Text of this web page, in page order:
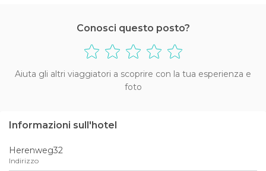
Conosci questo posto?
Aiuta gli altri viaggiatori a scoprire con la tua esperienza e
foto
Informazioni sull'hotel
Herenweg32
Indirizzo